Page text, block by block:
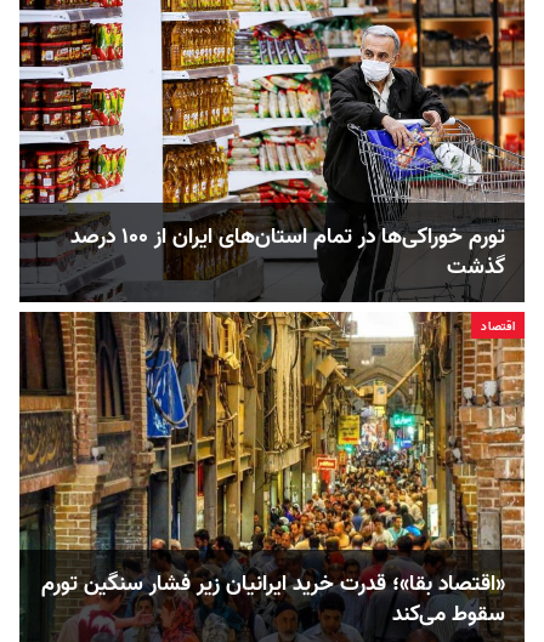
تورم خوراکی‌ها در تمام استان‌های ایران از ۱۰۰ درصد
گذشت
اقتصاد
«اقتصاد بقا»؛ قدرت خرید ایرانیان زیر فشار سنگین تورم
سقوط می‌کند